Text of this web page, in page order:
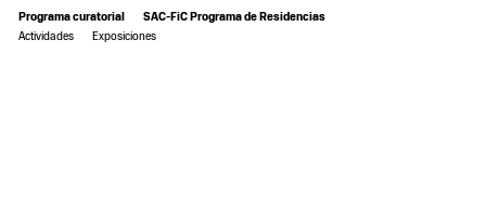
Programa curatorial
SAC-FiC Programa de Residencias
Actividades
Exposiciones